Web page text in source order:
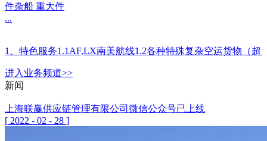
件杂船 重大件
...
1、特色服务1.1AF,LX南美航线1.2各种特殊复杂空运货物（
进入 业务频道>>
新闻
上海联赢供应链管理有限公司微信公众号已上线
[ 2022 - 02 - 28 ]